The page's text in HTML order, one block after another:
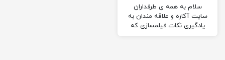
سلام به همه ی طرفداران
سایت آکاره و علاقه مندان به
یادگیری نکات فیلمسازی که